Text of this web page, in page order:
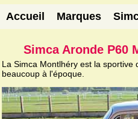
Accueil Marques
Simca Aronde P60
La Simca Montlhéry est la
beaucoup à l'époque.